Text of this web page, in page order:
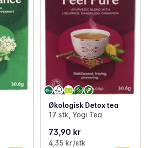
Økologisk Detox tea
17 stk, Yogi Tea
73,90 kr
4,35 kr /stk